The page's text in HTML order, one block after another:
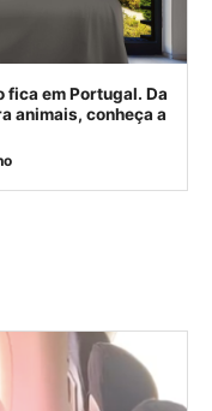
fica em Portugal. Da
animais, conheça a